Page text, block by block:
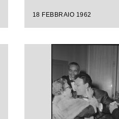
18 FEBBRAIO 1962